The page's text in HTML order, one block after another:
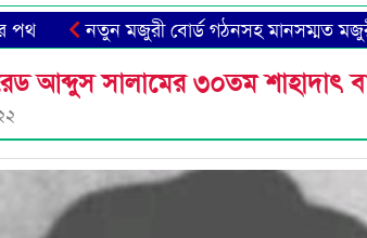
নতুন মজুরী বোর্ড গঠনসহ মানসম্মত মজুরী
যুক্ত হওয়ায় উদ্বেগ প্রকাশ বাসদের
আব্দুস সালামের ৩০তম শাহাদাৎ